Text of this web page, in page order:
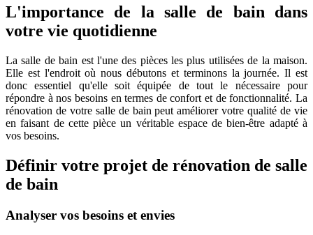
L'importance de la salle de bain dans
votre vie quotidienne
La salle de bain est l'une des pièces les plus utilisées de la maison.
Elle est l'endroit où nous débutons et terminons la journée. Il est
donc essentiel qu'elle soit équipée de tout le nécessaire pour
répondre à nos besoins en termes de confort et de fonctionnalité. La
rénovation de votre salle de bain peut améliorer votre qualité de vie
en faisant de cette pièce un véritable espace de bien-être adapté à
vos besoins.
Définir votre projet de rénovation de salle
de bain
Analyser vos besoins et envies